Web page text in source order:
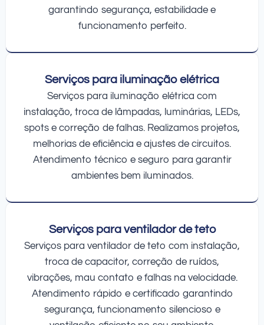
garantindo segurança, estabilidade e
funcionamento perfeito.
Serviços para iluminação elétrica
Serviços para iluminação elétrica com
instalação, troca de lâmpadas, luminárias, LEDs,
spots e correção de falhas. Realizamos projetos,
melhorias de eficiência e ajustes de circuitos.
Atendimento técnico e seguro para garantir
ambientes bem iluminados.
Serviços para ventilador de teto
Serviços para ventilador de teto com instalação,
troca de capacitor, correção de ruídos,
vibrações, mau contato e falhas na velocidade.
Atendimento rápido e certificado garantindo
segurança, funcionamento silencioso e